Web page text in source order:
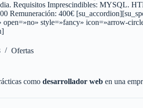
Requisitos Imprescindibles: MYSQL.
Remuneración: 400€
open=»no» style=»fancy» icon=»arrow-
Ofertas
como desarrollador web en una